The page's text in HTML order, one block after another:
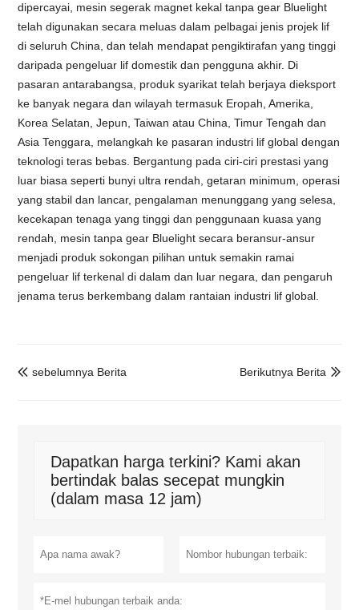
dipercayai, mesin segerak magnet kekal tanpa gear Bluelight
telah digunakan secara meluas dalam pelbagai jenis projek lif
di seluruh China, dan telah mendapat pengiktirafan yang tinggi
daripada pengeluar lif domestik dan pengguna akhir. Di
pasaran antarabangsa, produk syarikat telah berjaya dieksport
ke banyak negara dan wilayah termasuk Eropah, Amerika,
Korea Selatan, Jepun, Taiwan atau China, Timur Tengah dan
Asia Tenggara, melangkah ke pasaran industri lif global dengan
teknologi teras bebas. Bergantung pada ciri-ciri prestasi yang
luar biasa seperti bunyi ultra rendah, getaran minimum, operasi
yang stabil dan lancar, pengalaman menunggang yang selesa,
kecekapan tenaga yang tinggi dan penggunaan kuasa yang
rendah, mesin tanpa gear Bluelight secara beransur-ansur
menjadi produk sokongan pilihan untuk semakin ramai
pengeluar lif terkenal di dalam dan luar negara, dan pengaruh
jenama terus berkembang dalam rantaian industri lif global.
 sebelumnya Berita 
Berikutnya Berita
Dapatkan harga terkini? Kami akan
bertindak balas secepat mungkin
(dalam masa 12 jam)